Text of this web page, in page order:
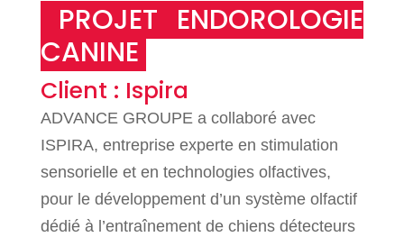
PROJET ENDOROLOGIE
CANINE
Client : Ispira
ADVANCE GROUPE a collaboré avec
ISPIRA, entreprise experte en stimulation
sensorielle et en technologies olfactives,
pour le développement d’un système olfactif
dédié à l’entraînement de chiens détecteurs